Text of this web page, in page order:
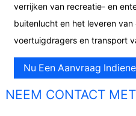
verrijken van recreatie- en
buitenlucht en het leveren van
voertuigdragers en transport
Nu Een Aanvraag
NEEM CONTACT